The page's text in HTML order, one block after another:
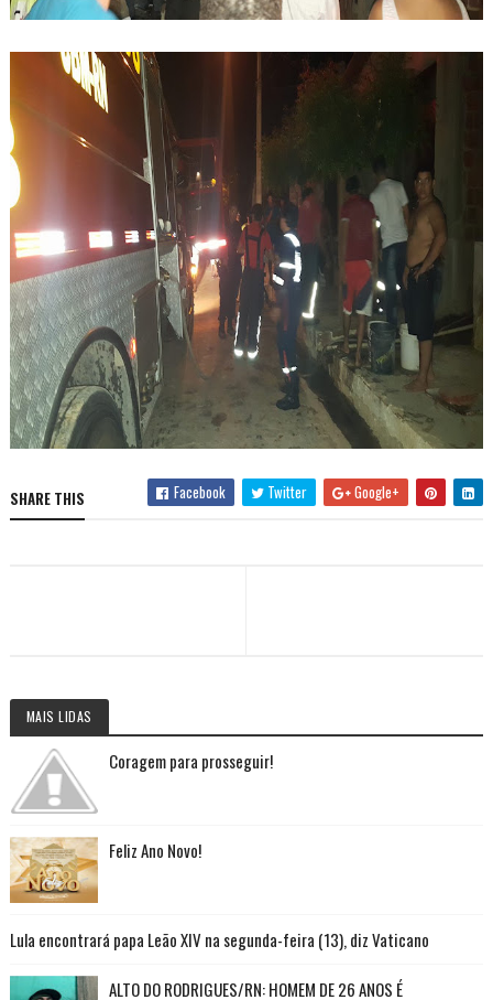
SHARE THIS Facebook Twitter Google+
MAIS LIDAS
Coragem para prosseguir!
Feliz Ano Novo!
Lula encontrará papa Leão XIV na segunda-feira (13), diz Vaticano
ALTO DO RODRIGUES/RN: HOMEM DE 26 ANOS É